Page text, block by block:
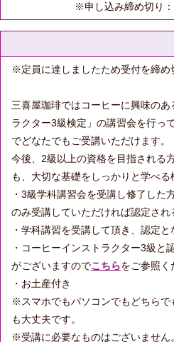
※申し込み締め切り
※定員に達しましたため受付を締め
三喜屋珈琲ではコーヒーに興味の
ラクター3級検定」の講習会を行っ
でどなたでもご受講いただけます。
今後、2級以上の資格を目指される
も、大切な基礎をしっかりと学べる
・3級学科講習会を受講し修了し
のみ受講していただければ認定され
・学科講習を受講して頂き、認定
・コーヒーインストラクター3級
がございますのでこちらをご参照く
・お土産付き
※スマホでもパソコンでもどちらで
も大丈夫です。
※受講に必要なものはございません